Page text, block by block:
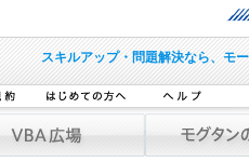
スキルアップ・問題解決なら、モ